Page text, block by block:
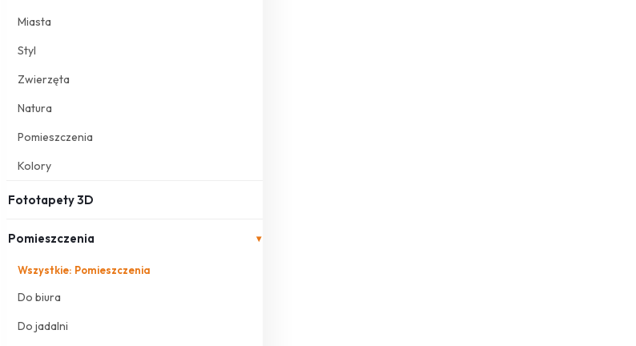
Miasta
Styl
Zwierzęta
Natura
Pomieszczenia
Kolory
Fototapety 3D
Pomieszczenia ▾
Wszystkie: Pomieszczenia
Do biura
Do jadalni